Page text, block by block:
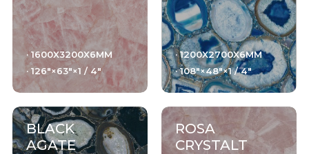
数码通体胚（真通体）82度白胚（可透光）
干粒抛数码通体
细腻面+色胚
干粒亮抛+色胚 NANOTECH POLISHED/SHINY + color body
· 1600X3200X6MM
· 126"×63"×1 / 4"
· 1200X2700X6MM
· 108"×48"×1 / 4"
BLACK
AGATE
ROSA
CRYSTALT